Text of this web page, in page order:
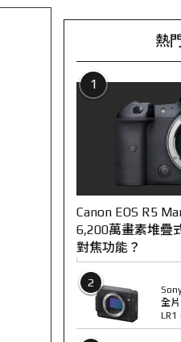
熱
1
Canon EOS R5
6,200萬畫素堆疊
對焦功能？
2
全
LR1